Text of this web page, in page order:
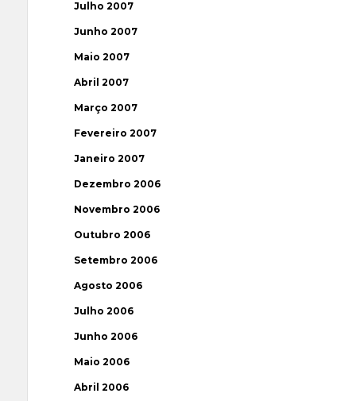
Julho 2007
Junho 2007
Maio 2007
Abril 2007
Março 2007
Fevereiro 2007
Janeiro 2007
Dezembro 2006
Novembro 2006
Outubro 2006
Setembro 2006
Agosto 2006
Julho 2006
Junho 2006
Maio 2006
Abril 2006